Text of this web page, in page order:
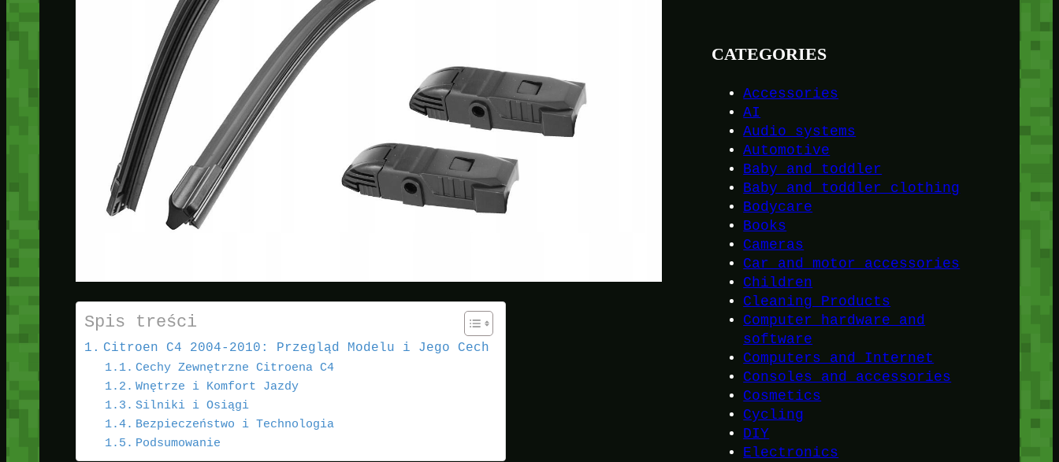
Spis treści
Citroen C4 2004-2010: Przegląd Modelu i Jego Cech
Cechy Zewnętrzne Citroena C4
Wnętrze i Komfort Jazdy
Silniki i Osiągi
Bezpieczeństwo i Technologia
Podsumowanie
CATEGORIES
Accessories
AI
Audio systems
Automotive
Baby and toddler
Baby and toddler clothing
Bodycare
Books
Cameras
Car and motor accessories
Children
Cleaning Products
Computer hardware and
software
Computers and Internet
Consoles and accessories
Cosmetics
Cycling
DIY
Electronics